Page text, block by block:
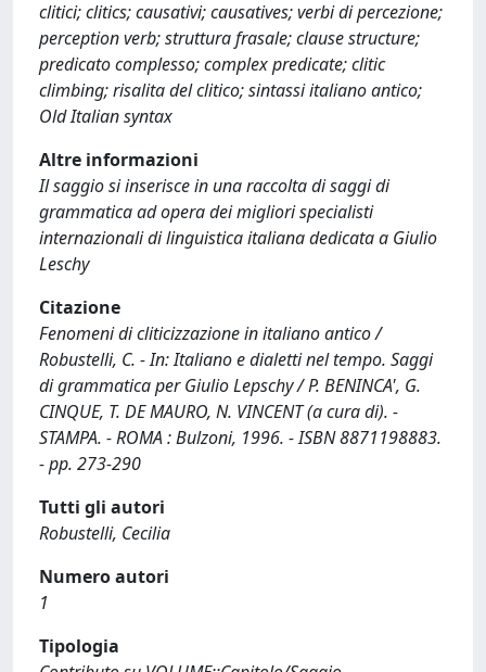
clitici; clitics; causativi; causatives; verbi di percezione;
perception verb; struttura frasale; clause structure;
predicato complesso; complex predicate; clitic
climbing; risalita del clitico; sintassi italiano antico;
Old Italian syntax
Altre informazioni
Il saggio si inserisce in una raccolta di saggi di
grammatica ad opera dei migliori specialisti
internazionali di linguistica italiana dedicata a Giulio
Leschy
Citazione
Fenomeni di cliticizzazione in italiano antico /
Robustelli, C. - In: Italiano e dialetti nel tempo. Saggi
di grammatica per Giulio Lepschy / P. BENINCA', G.
CINQUE, T. DE MAURO, N. VINCENT (a cura di). -
STAMPA. - ROMA : Bulzoni, 1996. - ISBN 8871198883.
- pp. 273-290
Tutti gli autori
Robustelli, Cecilia
Numero autori
1
Tipologia